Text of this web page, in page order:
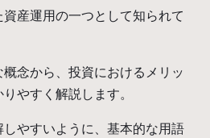
資産運用の一つとして知られて
念から、投資におけるメリッ
やすく解説します。
やすいように、基本的な用語